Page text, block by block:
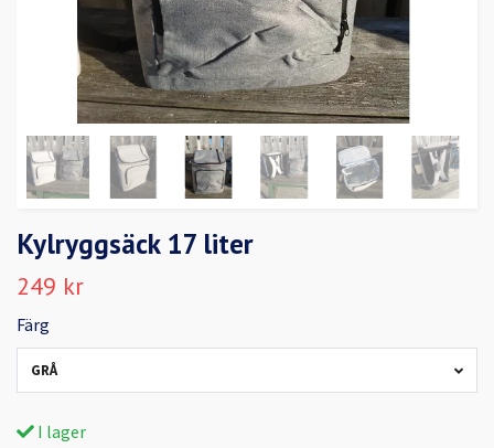
Kylryggsäck 17 liter
249 kr
Färg
GRÅ
I lager